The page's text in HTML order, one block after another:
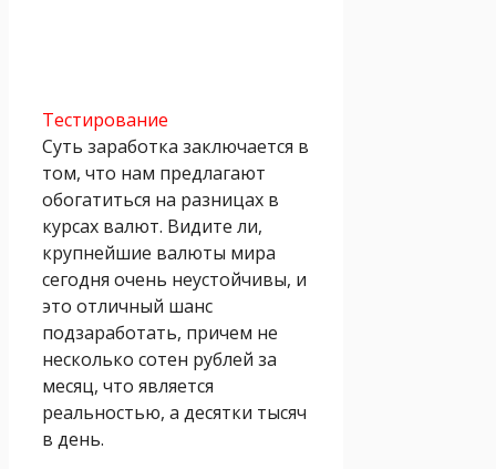
Тестирование
Суть заработка заключается в
том, что нам предлагают
обогатиться на разницах в
курсах валют. Видите ли,
крупнейшие валюты мира
сегодня очень неустойчивы, и
это отличный шанс
подзаработать, причем не
несколько сотен рублей за
месяц, что является
реальностью, а десятки тысяч
в день.